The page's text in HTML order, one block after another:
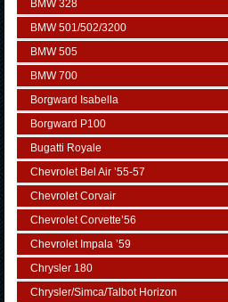
BMW 328
BMW 501/502/3200
BMW 505
BMW 700
Borgward Isabella
Borgward P100
Bugatti Royale
Chevrolet Bel Air ’55-57
Chevrolet Corvair
Chevrolet Corvette’56
Chevrolet Impala ’59
Chrysler 180
Chrysler/Simca/Talbot Horizon